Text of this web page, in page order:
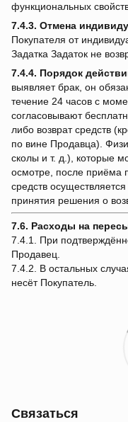
функциональных
7.4.3. Отмена
Покупателя от
Задатка Задаток не
7.4.4. Порядок
выявляет брак, он
течение 24 часов с
согласовывают
либо возврат средств
по вине Продавца).
сколы и т. д.), которые
осмотре, после приёма
средств
принятия решения о
7.6. Расходы на
7.4.1. При
Продавец.
7.4.2. В остальных
несёт Покупатель.
Связаться